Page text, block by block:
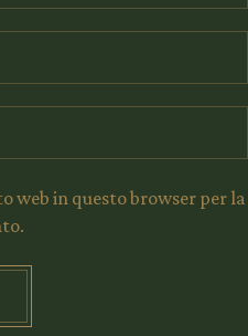
web in questo browser per la